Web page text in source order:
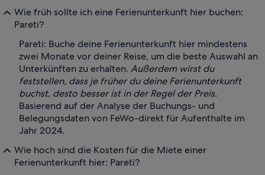
Wie früh sollte ich eine Ferienunterkunft hier buchen:
Pareti?
Pareti: Buche deine Ferienunterkunft hier mindestens
zwei Monate vor deiner Reise, um die beste Auswahl an
Unterkünften zu erhalten. Außerdem wirst du
feststellen, dass je früher du deine Ferienunterkunft
buchst, desto besser ist in der Regel der Preis.
Basierend auf der Analyse der Buchungs- und
Belegungsdaten von FeWo-direkt für Aufenthalte im
Jahr 2024.
Wie hoch sind die Kosten für die Miete einer
Ferienunterkunft hier: Pareti?